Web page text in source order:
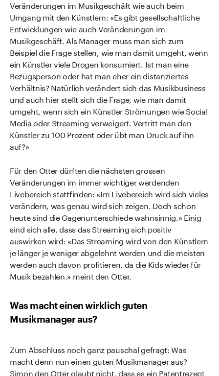
Veränderungen im Musikgeschäft wie auch beim
Umgang mit den Künstlern: «Es gibt gesellschaftliche
Entwicklungen wie auch Veränderungen im
Musikgeschäft. Als Manager muss man sich zum
Beispiel die Frage stellen, wie man damit umgeht, wenn
ein Künstler viele Drogen konsumiert. Ist man eine
Bezugsperson oder hat man eher ein distanziertes
Verhältnis? Natürlich verändert sich das Musikbusiness
und auch hier stellt sich die Frage, wie man damit
umgeht, wenn sich ein Künstler Strömungen wie Social
Media oder Streaming verweigert. Vertritt man den
Künstler zu 100 Prozent oder übt man Druck auf ihn
auf?»
Für den Otter dürften die nächsten grossen
Veränderungen im immer wichtiger werdenden
Livebereich stattfinden: «Im Livebereich wird sich vieles
verändern, was genau wird sich zeigen. Doch schon
heute sind die Gagenunterschiede wahnsinnig.» Einig
sind sich alle, dass das Streaming sich positiv
auswirken wird: «Das Streaming wird von den Künstlern
je länger je weniger abgelehnt werden und die meisten
werden auch davon profitieren, da die Kids wieder für
Musik bezahlen.» meint den Otter.
Was macht einen wirklich guten
Musikmanager aus?
Zum Abschluss noch ganz pauschal gefragt: Was
macht denn nun einen guten Musikmanager aus?
Simon den Otter glaubt nicht, dass es ein Patentrezept